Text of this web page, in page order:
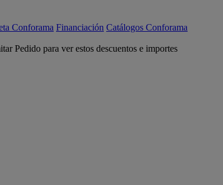
Conforama Financiación Catálogos Conforama
Pedido para ver estos descuentos e importes